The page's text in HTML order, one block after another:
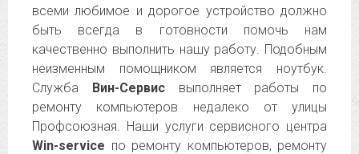
всеми любимое и дорогое устройство должно
быть всегда в готовности помочь нам
качественно выполнить нашу работу. Подобным
неизменным помощником является ноутбук.
Служба Вин-Сервисвыполняет работы по
ремонту компьютеров недалеко от улицы
Профсоюзная. Наши услуги сервисного центра
Win-service по ремонту компьютеров, ремонту